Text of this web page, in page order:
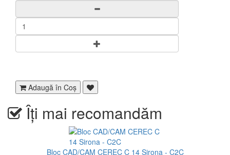
Adaugă în Coş
Îți mai recomandăm
Bloc CAD/CAM CEREC C 14 Sirona - C2C